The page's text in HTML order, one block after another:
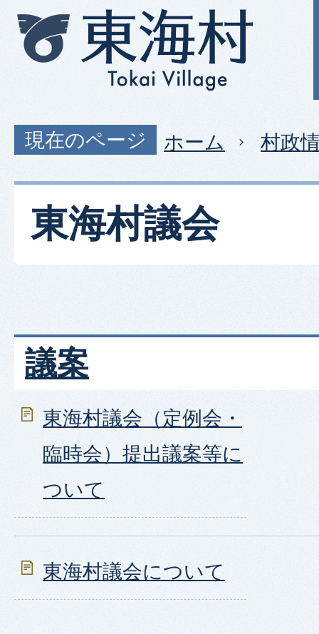
現在のページ ホーム 村政
東海村議会
議案
東海村議会（定例会・
臨時会）提出議案等に
ついて
東海村議会について